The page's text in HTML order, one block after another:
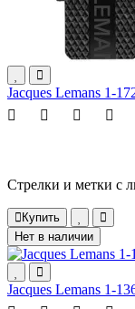
Jacques Lemans 1-
Стрелки и метки с
Купить
Нет в наличии
Jacques Lemans 1-